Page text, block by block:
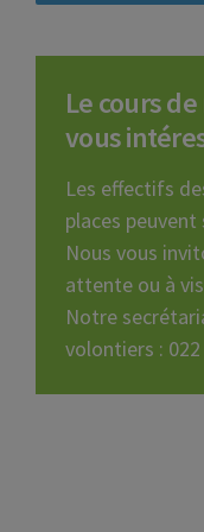
Le cours
vous
Les effectifs
places peuvent
Nous vous
attente ou à
Notre
volontiers : 022